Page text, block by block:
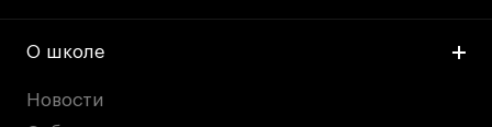
О школе
Новости